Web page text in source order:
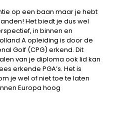
op een baan maar je hebt
Het biedt je dus wel
in binnen en
A opleiding is door de
Golf (CPG) erkend. Dit
van je diploma ook lid kan
erkende PGA’s. Het is
je wel of niet toe te laten
Europa hoog